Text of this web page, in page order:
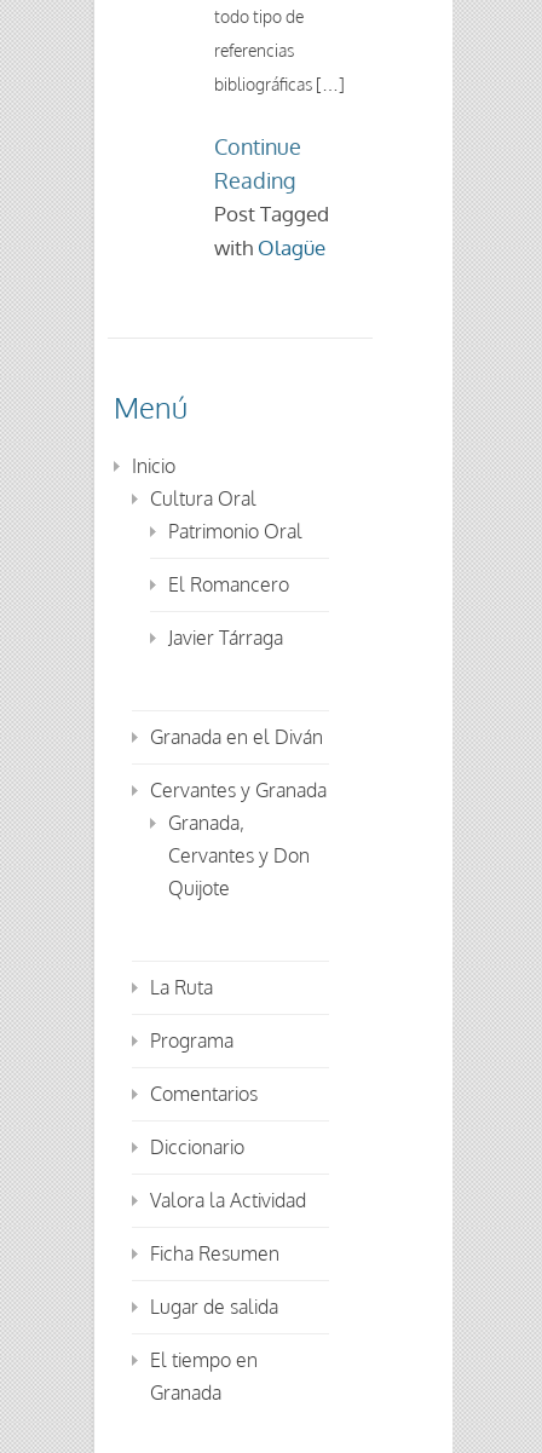
todo tipo de
referencias
bibliográficas […]
Continue
Reading
Post Tagged
with Olagüe
Menú
Inicio
Cultura Oral
Patrimonio Oral
El Romancero
Javier Tárraga
Granada en el Diván
Cervantes y Granada
Granada,
Cervantes y Don
Quijote
La Ruta
Programa
Comentarios
Diccionario
Valora la Actividad
Ficha Resumen
Lugar de salida
El tiempo en
Granada